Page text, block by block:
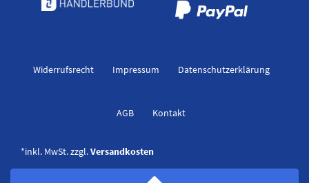
Widerrufs­recht Impressum Daten­schutz­erklärung
AGB Kontakt
*inkl. MwSt. zzgl.Versandkosten